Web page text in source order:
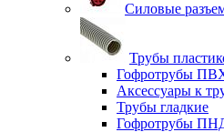
Силовые
Трубы
Гофротрубы
Аксессуары к
Трубы гладкие
Гофротрубы